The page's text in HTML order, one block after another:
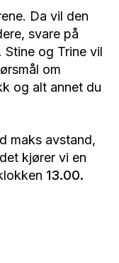
Da vil den
svare på
og Trine vil
om
og alt annet du
maks avstand,
kjører vi en
13.00.